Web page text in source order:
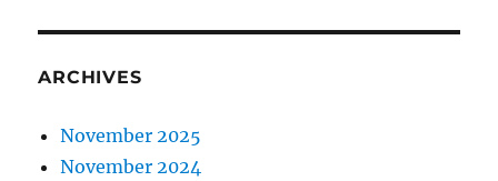
ARCHIVES
November 2025
November 2024